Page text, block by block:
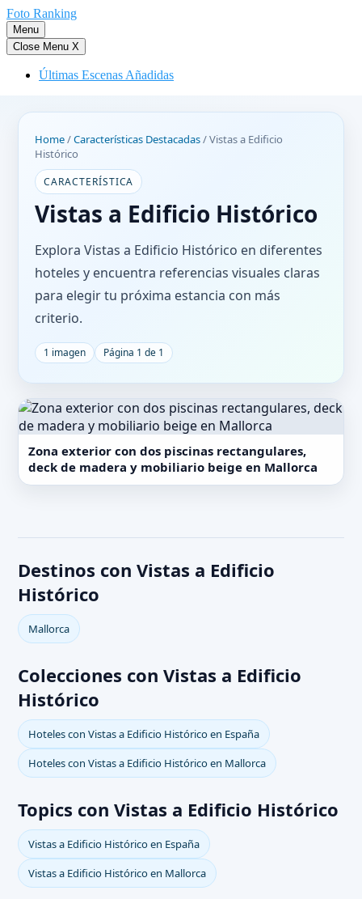
Saltar
al
contenido
Foto Ranking
Menu
Close Menu X
Últimas Escenas Añadidas
Home/Características Destacadas/Vistas a Edificio
Histórico
CARACTERÍSTICA
Vistas a Edificio Histórico
Explora Vistas a Edificio Histórico en diferentes
hoteles y encuentra referencias visuales claras
para elegir tu próxima estancia con más
criterio.
1 imagen Página 1 de 1
Zona exterior con dos piscinas rectangulares,
deck de madera y mobiliario beige en Mallorca
Destinos con Vistas a Edificio
Histórico
Mallorca
Colecciones con Vistas a Edificio
Histórico
Hoteles con Vistas a Edificio Histórico en España
Hoteles con Vistas a Edificio Histórico en Mallorca
Topics con Vistas a Edificio Histórico
Vistas a Edificio Histórico en España
Vistas a Edificio Histórico en Mallorca